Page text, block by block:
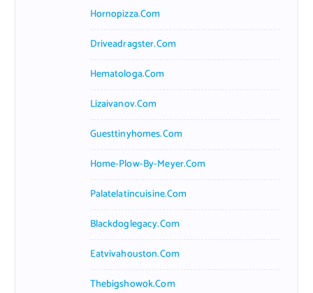
Hornopizza.com
Driveadragster.com
Hematologa.com
Lizaivanov.com
Guesttinyhomes.com
Home-Plow-By-Meyer.com
Palatelatincuisine.com
Blackdoglegacy.com
Eatvivahouston.com
Thebigshowok.com